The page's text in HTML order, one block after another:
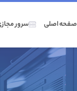
صفحه اصلی سرور